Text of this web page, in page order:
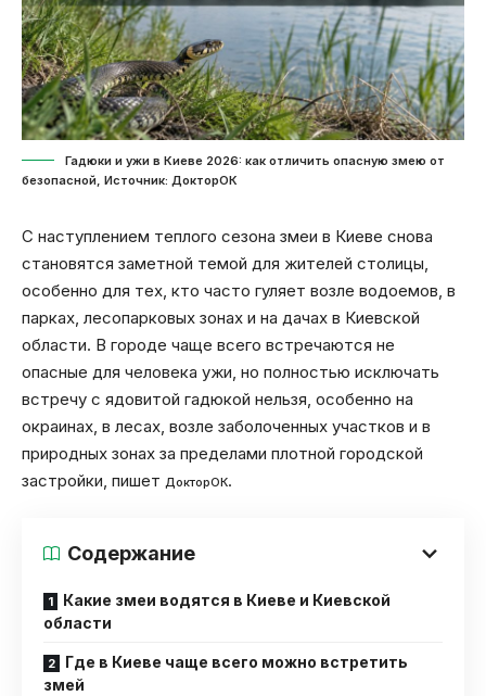
Гадюки и ужи в Киеве 2026: как отличить опасную змею от
безопасной, Источник: ДокторОК
С наступлением теплого сезона змеи в Киеве снова
становятся заметной темой для жителей столицы,
особенно для тех, кто часто гуляет возле водоемов, в
парках, лесопарковых зонах и на дачах в Киевской
области. В городе чаще всего встречаются не
опасные для человека ужи, но полностью исключать
встречу с ядовитой гадюкой нельзя, особенно на
окраинах, в лесах, возле заболоченных участков и в
природных зонах за пределами плотной городской
застройки, пишет ДокторОК.
Содержание
Какие змеи водятся в Киеве и Киевской
области
Где в Киеве чаще всего можно встретить
змей